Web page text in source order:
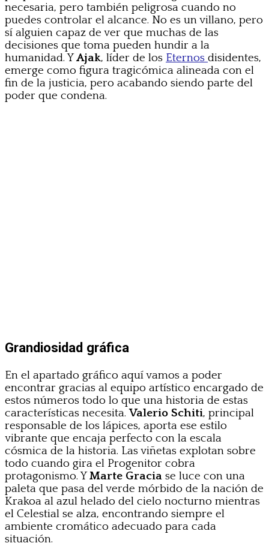
necesaria, pero también peligrosa cuando no
puedes controlar el alcance. No es un villano, pero
sí alguien capaz de ver que muchas de las
decisiones que toma pueden hundir a la
humanidad. YAjak, líder de los Eternos disidentes,
emerge como figura tragicómica alineada con el
fin de la justicia, pero acabando siendo parte del
poder que condena.
Grandiosidad gráfica
En el apartado gráfico aquí vamos a poder
encontrar gracias al equipo artístico encargado de
estos números todo lo que una historia de estas
características necesita.Valerio Schiti, principal
responsable de los lápices, aporta ese estilo
vibrante que encaja perfecto con la escala
cósmica de la historia. Las viñetas explotan sobre
todo cuando gira el Progenitor cobra
protagonismo. YMarte Gracia se luce con una
paleta que pasa del verde mórbido de la nación de
Krakoa al azul helado del cielo nocturno mientras
el Celestial se alza, encontrando siempre el
ambiente cromático adecuado para cada
situación.